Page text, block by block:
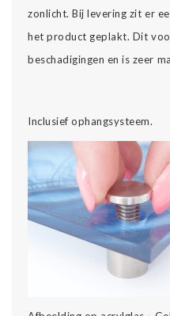
zonlicht. Bij levering zit er
het product geplakt. Dit
beschadigingen en is zeer
Inclusief ophangsysteem.